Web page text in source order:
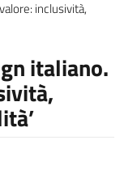
inclusività,
italiano.